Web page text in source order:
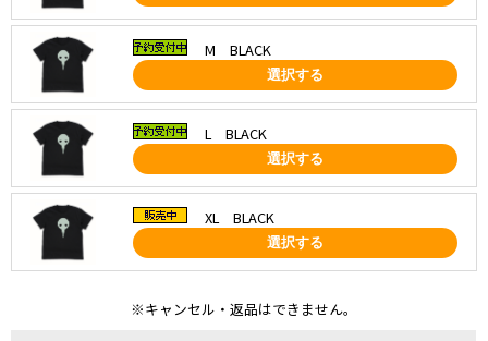
M BLACK
選択する
L BLACK
選択する
XL BLACK
選択する
※キャンセル・返品はできません。